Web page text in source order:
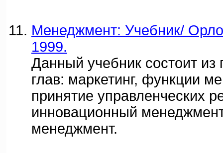
Менеджмент: Учебник/
1999.
Данный учебник состоит из
глав: маркетинг, функции
принятие управленческих
инновационный
менеджмент.